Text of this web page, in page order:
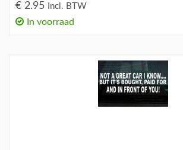
€ 2.95 Incl. BTW
In voorraad